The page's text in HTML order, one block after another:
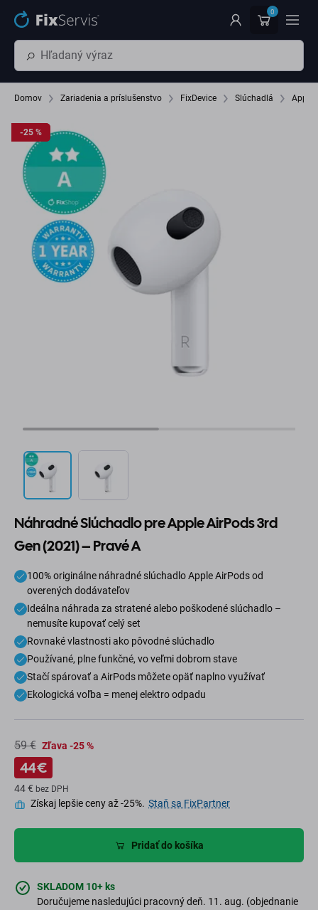
Preskočiť na hlavný obsah 0
Domov Zariadenia a príslušenstvo FixDevice Slúchadlá Apple
-25 %
-25 %
Náhradné Slúchadlo pre Apple AirPods 3rd
Gen (2021) – Pravé A
100% originálne náhradné slúchadlo Apple AirPods od
overených dodávateľov
Ideálna náhrada za stratené alebo poškodené slúchadlo –
nemusíte kupovať celý set
Rovnaké vlastnosti ako pôvodné slúchadlo
Používané, plne funkčné, vo veľmi dobrom stave
Stačí spárovať a AirPods môžete opäť naplno využívať
Ekologická voľba = menej elektro odpadu
59 € Zľava -25 %
44 €
44 € bez DPH
Získaj lepšie ceny až -25%. Staň sa FixPartner
Pridať do košíka
SKLADOM 10+ ks
Doručujeme nasledujúci pracovný deň. 11. aug. (objednanie